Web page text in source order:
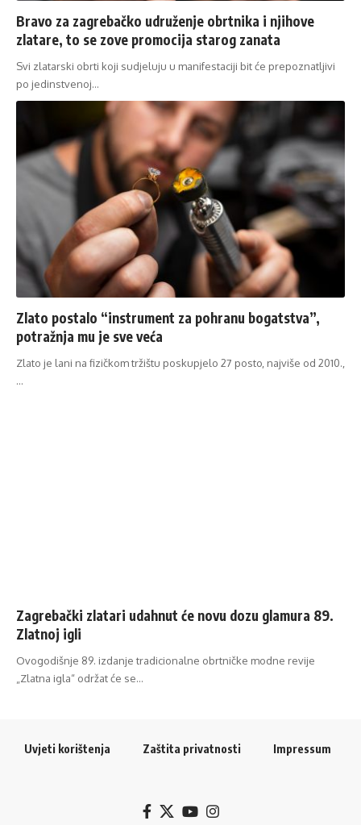
Bravo za zagrebačko udruženje obrtnika i njihove
zlatare, to se zove promocija starog zanata
Svi zlatarski obrti koji sudjeluju u manifestaciji bit će prepoznatljivi
po jedinstvenoj…
Zlato postalo “instrument za pohranu bogatstva”,
potražnja mu je sve veća
Zlato je lani na fizičkom tržištu poskupjelo 27 posto, najviše od 2010.,
…
Zagrebački zlatari udahnut će novu dozu glamura 89.
Zlatnoj igli
Ovogodišnje 89. izdanje tradicionalne obrtničke modne revije
„Zlatna igla“ održat će se…
Uvjeti korištenja Zaštita privatnosti Impressum